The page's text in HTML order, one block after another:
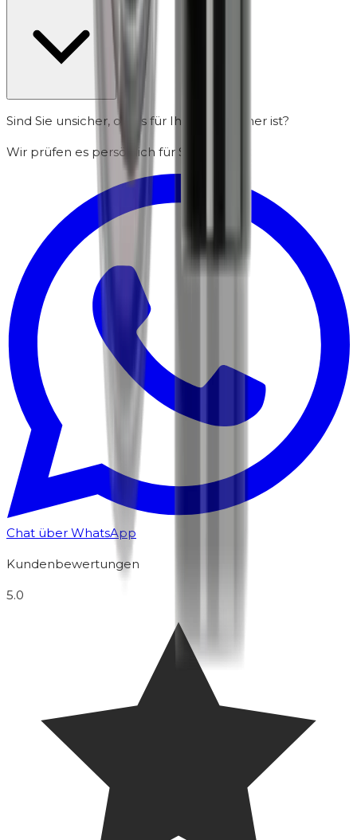
Sind Sie unsicher, ob es für Ihre Haut sicher ist?
Wir prüfen es persönlich für Sie.
Chat über WhatsApp
Kundenbewertungen
5.0